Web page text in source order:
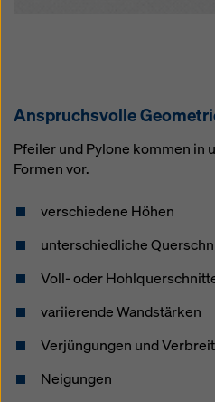
Anspruchsvolle
Pfeiler und Pylone kommen in
Formen vor.
verschiedene Höhen
unterschiedliche
Voll- oder
variierende Wandstärken
Verjüngungen und
Neigungen